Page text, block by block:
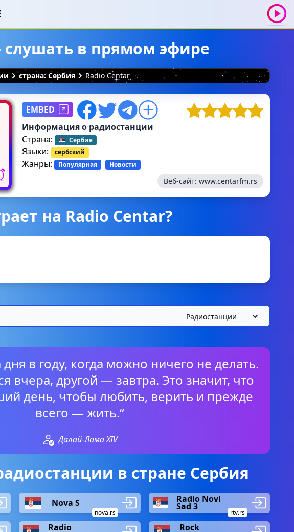
слушать в прямом эфире
страна: Сербия Radio Centar
EMBED
Информация о радиостанции
Страна:
Сербия
Языки: сербский
Жанры: Популярная Новости
Веб-сайт: www.centarfm.rs
на Radio Centar?
дня в году, когда можно ничего не делать.
вчера, другой — завтра. Это значит, что
день, чтобы любить, верить и прежде
всего — жить.“
Далай-Лама XIV
в стране Сербия
Nova S
nova.rs
Radio Novi
Sad 3
rtv.rs
Radio Rock